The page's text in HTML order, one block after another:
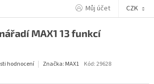
Můj účet CZK
MAX1 13 funkcí
hodnocení Značka: MAX1 Kód:29628